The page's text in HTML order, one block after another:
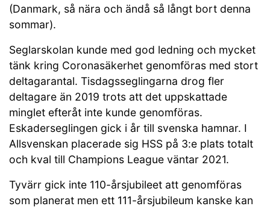
(Danmark, så nära och ändå så långt bort denna
sommar).
Seglarskolan kunde med god ledning och mycket
tänk kring Coronasäkerhet genomföras med stort
deltagarantal. Tisdagsseglingarna drog fler
deltagare än 2019 trots att det uppskattade
minglet efteråt inte kunde genomföras.
Eskaderseglingen gick i år till svenska hamnar. I
Allsvenskan placerade sig HSS på 3:e plats totalt
och kval till Champions League väntar 2021.
Tyvärr gick inte 110-årsjubileet att genomföras
som planerat men ett 111-årsjubileum kanske kan